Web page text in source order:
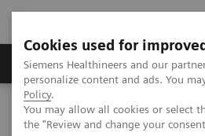
Cookies used for
Siemens Healthineers and our
personalize content and ads. You
Policy.
You may allow all cookies or select
the "Review and change your
Produits & services
Home Imagerie médicale
La gamme NAEOTOM Alpha